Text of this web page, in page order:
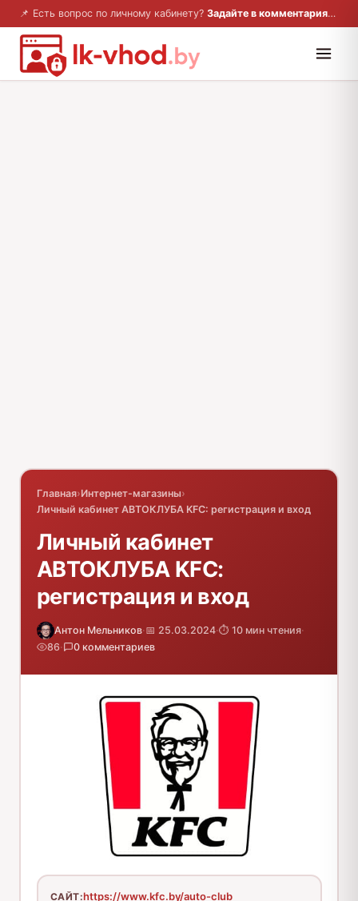
📌 Есть вопрос по личному кабинету? Задайте в комментариях — ответим!
Главная›Интернет-магазины›
Личный кабинет АВТОКЛУБА KFC: регистрация и вход
Личный кабинет
АВТОКЛУБА KFC:
регистрация и вход
Антон Мельников·📅 25.03.2024·⏱️ 10 мин чтения·
86· 0 комментариев
САЙТ:https://www.kfc.by/auto-club